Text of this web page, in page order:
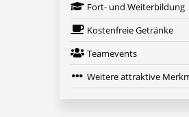
Fort- und Weiterbildung
Kostenfreie Getränke
Teamevents
Weitere attraktive